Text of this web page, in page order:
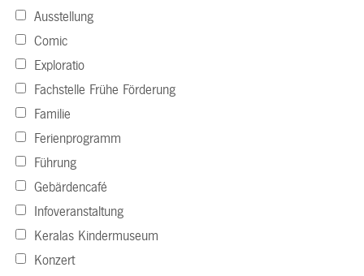
Ausstellung
Comic
Exploratio
Fachstelle Frühe Förderung
Familie
Ferienprogramm
Führung
Gebärdencafé
Infoveranstaltung
Keralas Kindermuseum
Konzert